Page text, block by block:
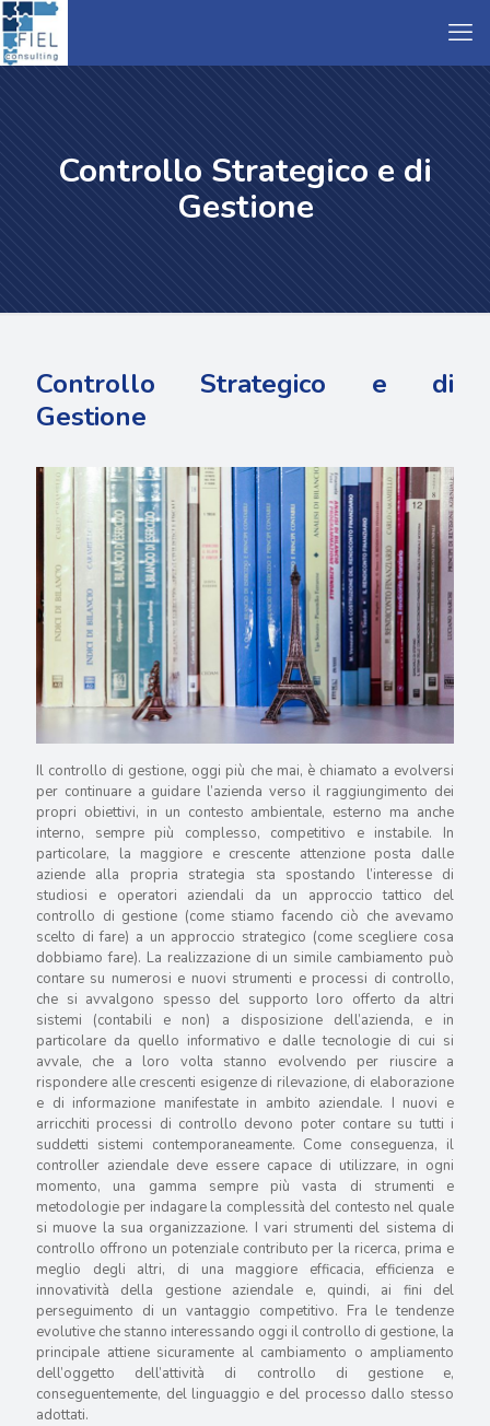
Controllo Strategico e di
Gestione
Controllo Strategico e di
Gestione
Il controllo di gestione, oggi più che mai, è chiamato a evolversi
per continuare a guidare l’azienda verso il raggiungimento dei
propri obiettivi, in un contesto ambientale, esterno ma anche
interno, sempre più complesso, competitivo e instabile. In
particolare, la maggiore e crescente attenzione posta dalle
aziende alla propria strategia sta spostando l’interesse di
studiosi e operatori aziendali da un approccio tattico del
controllo di gestione (come stiamo facendo ciò che avevamo
scelto di fare) a un approccio strategico (come scegliere cosa
dobbiamo fare). La realizzazione di un simile cambiamento può
contare su numerosi e nuovi strumenti e processi di controllo,
che si avvalgono spesso del supporto loro offerto da altri
sistemi (contabili e non) a disposizione dell’azienda, e in
particolare da quello informativo e dalle tecnologie di cui si
avvale, che a loro volta stanno evolvendo per riuscire a
rispondere alle crescenti esigenze di rilevazione, di elaborazione
e di informazione manifestate in ambito aziendale. I nuovi e
arricchiti processi di controllo devono poter contare su tutti i
suddetti sistemi contemporaneamente. Come conseguenza, il
controller aziendale deve essere capace di utilizzare, in ogni
momento, una gamma sempre più vasta di strumenti e
metodologie per indagare la complessità del contesto nel quale
si muove la sua organizzazione. I vari strumenti del sistema di
controllo offrono un potenziale contributo per la ricerca, prima e
meglio degli altri, di una maggiore efficacia, efficienza e
innovatività della gestione aziendale e, quindi, ai fini del
perseguimento di un vantaggio competitivo. Fra le tendenze
evolutive che stanno interessando oggi il controllo di gestione, la
principale attiene sicuramente al cambiamento o ampliamento
dell’oggetto dell’attività di controllo di gestione e,
conseguentemente, del linguaggio e del processo dallo stesso
adottati.